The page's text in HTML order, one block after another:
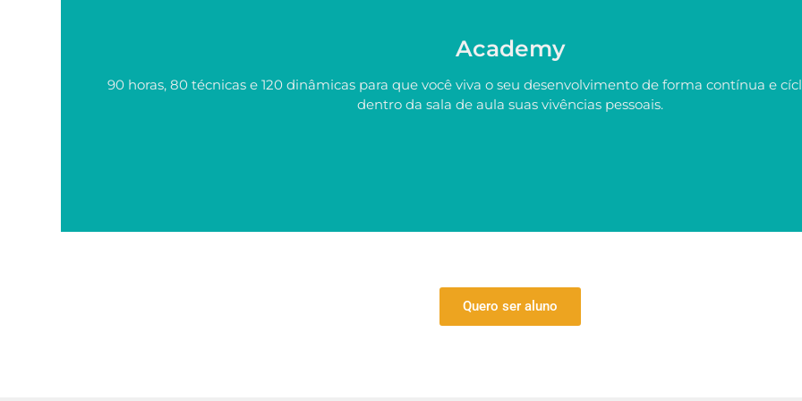
Academy
90 horas, 80 técnicas e 120 dinâmicas para que você viva o seu desenvolvimento de forma contínua e
dentro da sala de aula suas vivências pessoais.
Quero ser aluno